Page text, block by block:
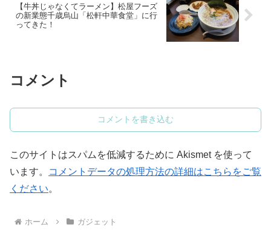
【牛丼じゃなくてラーメン】松屋フーズ
の新業態千歳烏山「松軒中華食堂」に行
ってきた！
コメント
コメントを書き込む
このサイトはスパムを低減するために Akismet を使って
います。
コメントデータの処理方法の詳細はこちらをご覧
ください。
ホーム ガジェット